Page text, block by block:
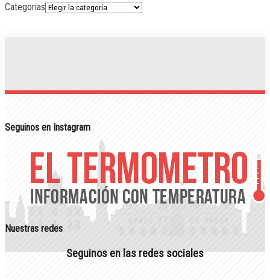
Categorias
Seguinos en Instagram
Nuestras redes
Seguinos en las redes sociales